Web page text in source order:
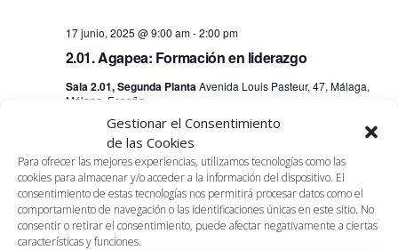
Gestionar el Consentimiento
de las Cookies
Para ofrecer las mejores experiencias, utilizamos tecnologías como las
cookies para almacenar y/o acceder a la información del dispositivo. El
consentimiento de estas tecnologías nos permitirá procesar datos como el
comportamiento de navegación o las identificaciones únicas en este sitio. No
consentir o retirar el consentimiento, puede afectar negativamente a ciertas
características y funciones.
2.01. Agapea: Formación en liderazgo
17 junio, 2025 @ 9:00 am-2:00 pm
Sala 2.01, Segunda PlantaAvenida Louis Pasteur, 47, Málaga,
Málaga, España
17
3.01. Dar clase con la boca cerrada: Aprender
Haciendo
17 junio, 2025 @ 5:00 pm-
Sala 3.01, Tercera PlantaAvenida Louis Pasteur, 47, Málaga,
Málaga, España